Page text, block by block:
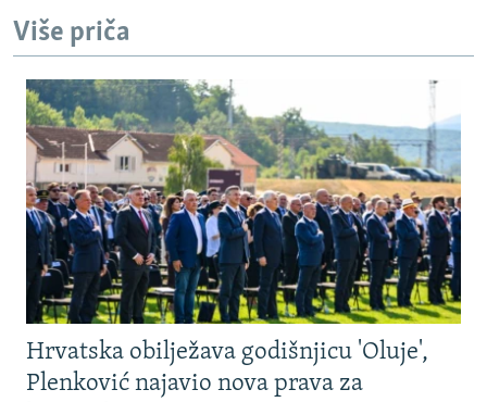
Više priča
Hrvatska obilježava godišnjicu 'Oluje',
Plenković najavio nova prava za